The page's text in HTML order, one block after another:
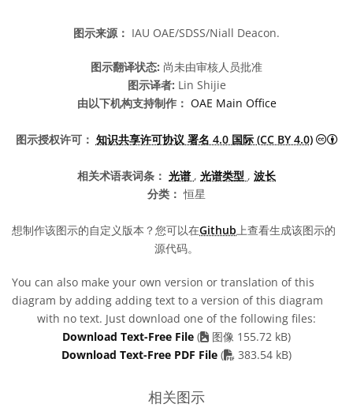
图示来源： IAU OAE/SDSS/Niall Deacon.
图示翻译状态: 尚未由审核人员批准
图示译者: Lin Shijie
由以下机构支持制作： OAE Main Office
图示授权许可： 知识共享许可协议 署名 4.0 国际 (CC BY 4.0) 知
相关术语表词条： 光谱 , 光谱类型 , 波长
分类： 恒星
想制作该图示的自定义版本？您可以在Github上查看生成该图示的
源代码。
You can also make your own version or translation of this
diagram by adding adding text to a version of this diagram
with no text. Just download one of the following files:
Download Text-Free File (
图像 155.72 kB)
Download Text-Free PDF File ( PDF file
383.54 kB)
相关图示